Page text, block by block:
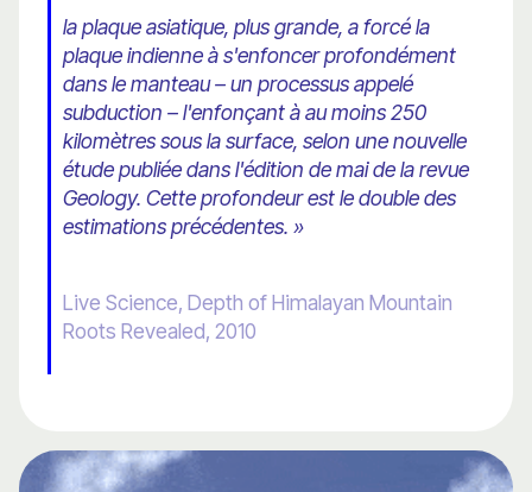
la plaque asiatique, plus grande, a forcé la
plaque indienne à s'enfoncer profondément
dans le manteau – un processus appelé
subduction – l'enfonçant à au moins 250
kilomètres sous la surface, selon une nouvelle
étude publiée dans l'édition de mai de la revue
Geology. Cette profondeur est le double des
estimations précédentes. »
Live Science, Depth of Himalayan Mountain
Roots Revealed, 2010